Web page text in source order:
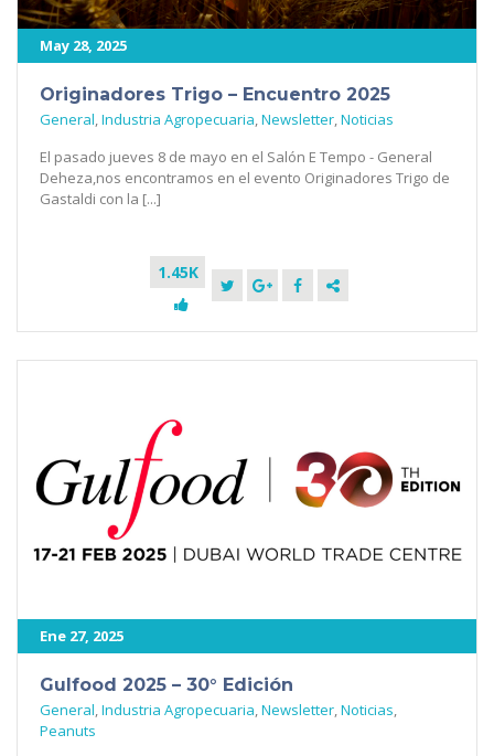
May 28, 2025
Originadores Trigo – Encuentro 2025
General,Industria Agropecuaria,Newsletter,Noticias
El pasado jueves 8 de mayo en el Salón E Tempo - General
Deheza,nos encontramos en el evento Originadores Trigo de
Gastaldi con la [...]
1.45K
Ene 27, 2025
Gulfood 2025 – 30° Edición
General,Industria Agropecuaria,Newsletter,Noticias,
Peanuts